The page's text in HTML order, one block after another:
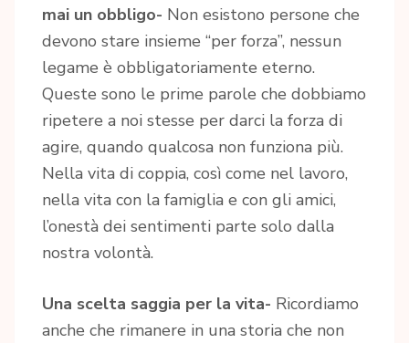
mai un obbligo- Non esistono persone che
devono stare insieme “per forza”, nessun
legame è obbligatoriamente eterno.
Queste sono le prime parole che dobbiamo
ripetere a noi stesse per darci la forza di
agire, quando qualcosa non funziona più.
Nella vita di coppia, così come nel lavoro,
nella vita con la famiglia e con gli amici,
l’onestà dei sentimenti parte solo dalla
nostra volontà.
Una scelta saggia per la vita- Ricordiamo
anche che rimanere in una storia che non